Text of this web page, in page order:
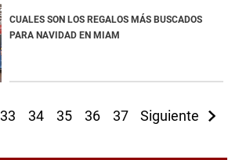
CUALES SON LOS REGALOS MÁS BUSCADOS
PARA NAVIDAD EN MIAM
33 34 35 36 37 38 39 40
Siguiente